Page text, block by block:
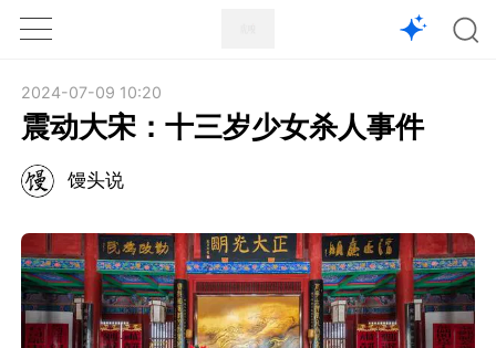
1X
2024-07-09 10:20
震动大宋：十三岁少女杀人事件
馒头说